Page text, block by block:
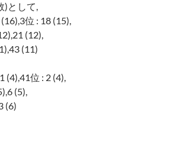
)として,
位 : 18 (15),
(12),
(11)
(4),41位 : 2 (4),
(5),
(6)